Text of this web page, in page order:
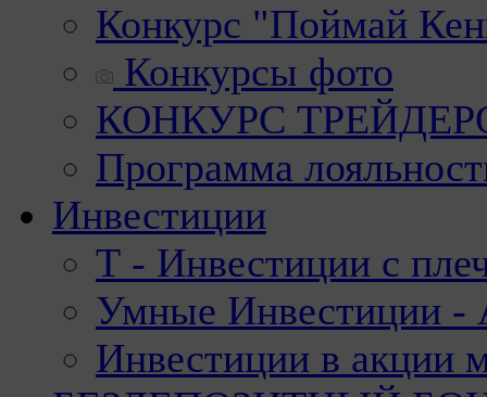
Конкурс "Поймай
Конкурсы фото
КОНКУРС
Программа
Инвестиции
Т - Инвестиции с
Умные Инвестиции -
Инвестиции в акции